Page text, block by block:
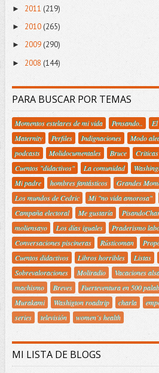
► 2011 (219)
► 2010(265)
► 2009(290)
► 2008 (144)
PARA BUSCAR POR TEMAS
Momentos estelares de mi vida Pensando..
Maternity
Perfiles Indignaciones Modo
podcasts
Molidocumentales Bruce
Cuentos "didactivos"
La comunidad
Mi padre
hombres fantásticos
Grandes
Los mundos de Cedric
Mi "no vida amorosa"
Campaña electoral
Me gustaría
moliensayo
Los días iguales Praderismo
Conversaciones piscineras
Rústicoman
Cuentos didactivos
Libros horribles Listas
Sobrevaloraciones
Moliradio Vacaciones
machismo
Breves Fuerteventura en 500
Murakami
Washigton roadtrip charla
series
televisión women´s health
MI LISTA DE BLOGS